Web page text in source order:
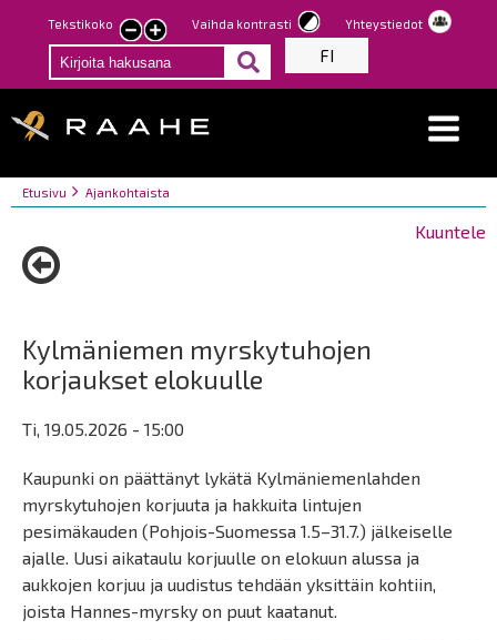
Hyppää
pääsisältöön
Tekstikoko
Pienennä
tekstin
kokoa
Suurenna
tekstin
kokoa
Vaihda kontrasti Yhteystiedot
FI
Breadcrumbs
You
here:
Etusivu Ajankohtaista
Kuuntele
Kylmäniemen myrskytuhojen
korjaukset elokuulle
Ti, 19.05.2026 - 15:00
Kaupunki on päättänyt lykätä Kylmäniemenlahden
myrskytuhojen korjuuta ja hakkuita lintujen
pesimäkauden (Pohjois-Suomessa 1.5–31.7.) jälkeiselle
ajalle. Uusi aikataulu korjuulle on elokuun alussa ja
aukkojen korjuu ja uudistus tehdään yksittäin kohtiin,
joista Hannes-myrsky on puut kaatanut.